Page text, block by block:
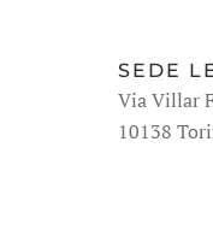
SEDE
Via Villar
10138